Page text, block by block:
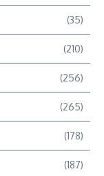
(35)
(210)
(256)
(265)
(178)
(187)